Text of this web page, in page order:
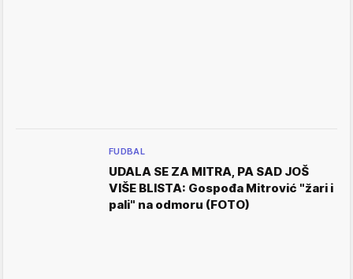
FUDBAL
UDALA SE ZA MITRA, PA SAD JOŠ
VIŠE BLISTA: Gospođa Mitrović "žari i
pali" na odmoru (FOTO)